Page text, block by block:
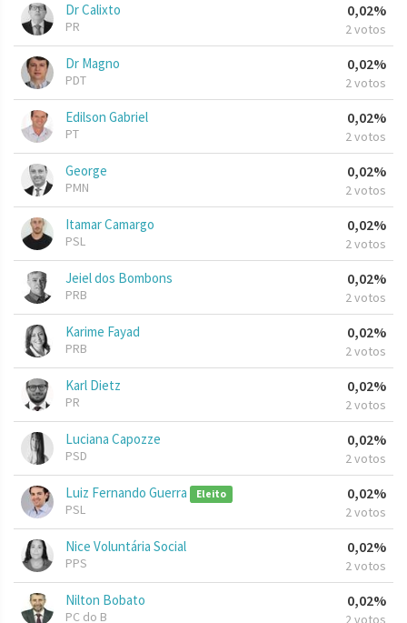
Dr Calixto
PR
0,02%
2 votos
Dr Magno
PDT
0,02%
2 votos
Edilson Gabriel
PT
0,02%
2 votos
George
PMN
0,02%
2 votos
Itamar Camargo
PSL
0,02%
2 votos
Jeiel dos Bombons
PRB
0,02%
2 votos
Karime Fayad
PRB
0,02%
2 votos
Karl Dietz
PR
0,02%
2 votos
Luciana Capozze
PSD
0,02%
2 votos
Luiz Fernando Guerra Eleito
PSL
0,02%
2 votos
Nice Voluntária Social
PPS
0,02%
2 votos
Nilton Bobato
PC do B
0,02%
2 votos